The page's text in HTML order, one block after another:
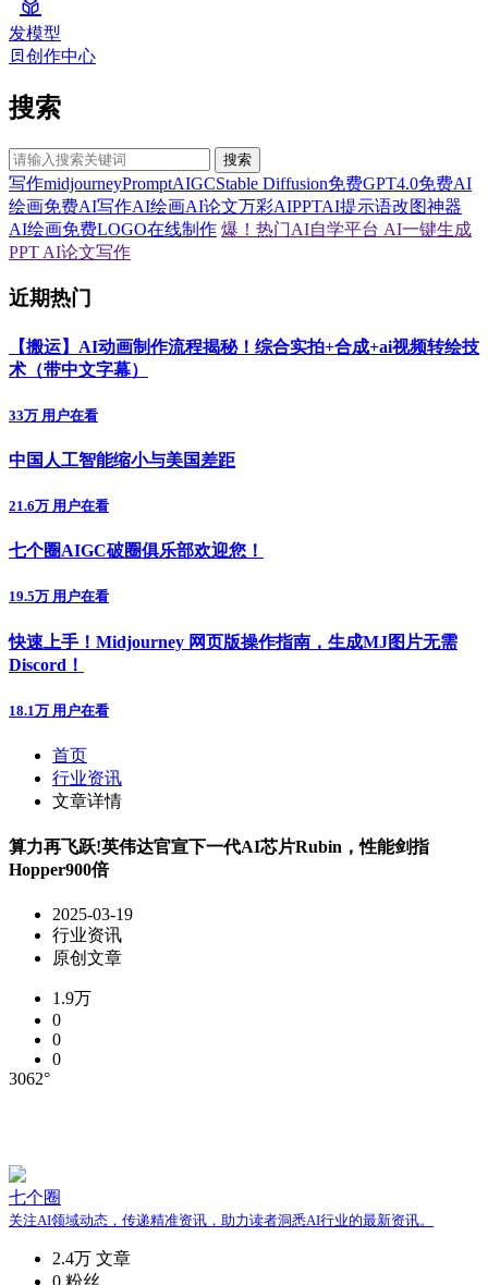
发模型
创作中心
搜索
搜索
写作midjourneyPromptAIGCStable Diffusion免费GPT4.0免费AI
绘画免费AI写作AI绘画AI论文万彩AIPPTAI提示语改图神器
AI绘画免费LOGO在线制作 爆！热门AI自学平台 AI一键生成
PPT AI论文写作
近期热门
【搬运】AI动画制作流程揭秘！综合实拍+合成+ai视频转绘技
术（带中文字幕）
33万 用户在看
中国人工智能缩小与美国差距
21.6万 用户在看
七个圈AIGC破圈俱乐部欢迎您！
19.5万 用户在看
快速上手！Midjourney 网页版操作指南，生成MJ图片无需
Discord！
18.1万 用户在看
首页
行业资讯
文章详情
算力再飞跃!英伟达官宣下一代AI芯片Rubin，性能剑指
Hopper900倍
2025-03-19
行业资讯
原创文章
1.9万
0
0
0
3062°
七个圈
关注AI领域动态，传递精准资讯，助力读者洞悉AI行业的最新资讯。
2.4万 文章